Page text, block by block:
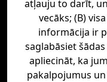
atļauju to darīt,
vecāks; (B)
informācija ir
saglabāsiet
apliecināt, ka
pakalpojumus